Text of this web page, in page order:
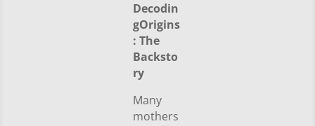
Decodin
gOrigins
: The
Backsto
ry
Many
mothers